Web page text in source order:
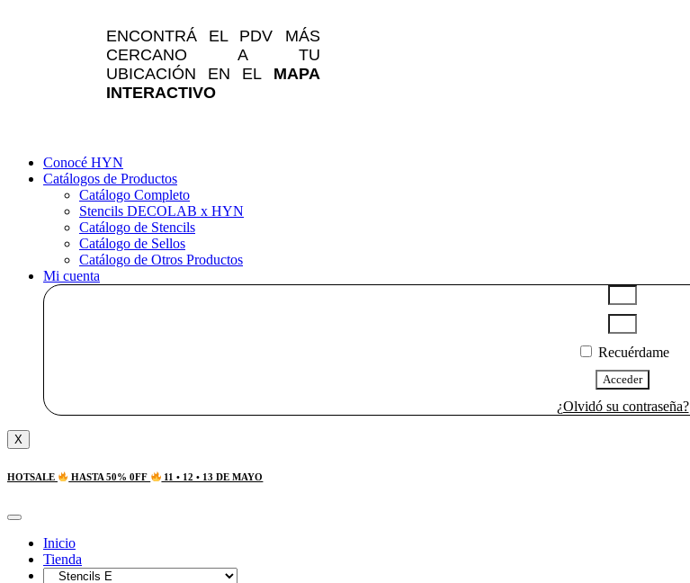
ENCONTRÁ EL PDV MÁS
CERCANO A TU
UBICACIÓN EN EL MAPA
INTERACTIVO
Conocé HYN
Catálogos de Productos
Catálogo Completo
Stencils DECOLAB x HYN
Catálogo de Stencils
Catálogo de Sellos
Catálogo de Otros Productos
Mi cuenta
Recuérdame
Acceder
¿Olvidó su contraseña?
X
HOTSALE HASTA 50% 0FF 11 • 12 • 13 DE MAYO
Inicio
Tienda